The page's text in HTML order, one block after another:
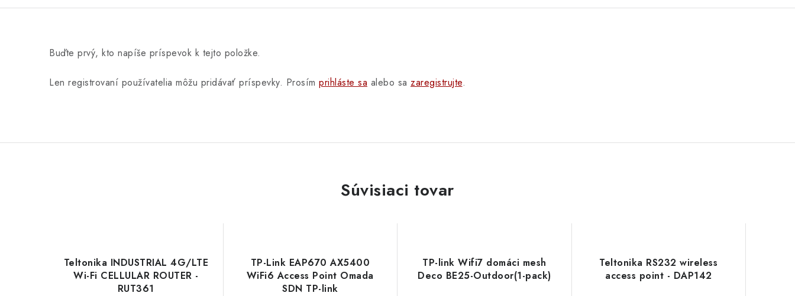
Buďte prvý, kto napíše príspevok k tejto položke.
Len registrovaní používatelia môžu pridávať príspevky. Prosím prihláste sa alebo sa zaregistrujte.
Súvisiaci tovar
Teltonika INDUSTRIAL 4G/LTE
Wi-Fi CELLULAR ROUTER -
RUT361
TP-Link EAP670 AX5400
WiFi6 Access Point Omada
SDN TP-link
TP-link Wifi7 domáci mesh
Deco BE25-Outdoor(1-pack)
Teltonika RS232 wireless
access point - DAP142